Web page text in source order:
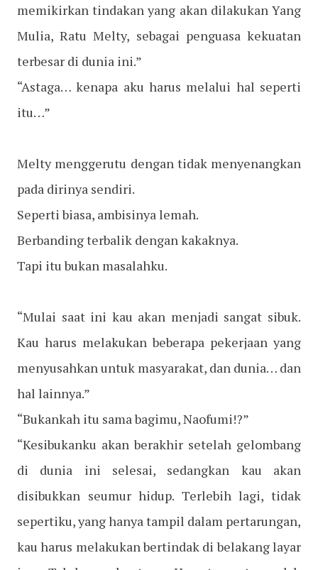
memikirkan tindakan yang akan dilakukan Yang
Mulia, Ratu Melty, sebagai penguasa kekuatan
terbesar di dunia ini.”
“Astaga… kenapa aku harus melalui hal seperti
itu…”
Melty menggerutu dengan tidak menyenangkan
pada dirinya sendiri.
Seperti biasa, ambisinya lemah.
Berbanding terbalik dengan kakaknya.
Tapi itu bukan masalahku.
“Mulai saat ini kau akan menjadi sangat sibuk.
Kau harus melakukan beberapa pekerjaan yang
menyusahkan untuk masyarakat, dan dunia… dan
hal lainnya.”
“Bukankah itu sama bagimu, Naofumi!?”
“Kesibukanku akan berakhir setelah gelombang
di dunia ini selesai, sedangkan kau akan
disibukkan seumur hidup. Terlebih lagi, tidak
sepertiku, yang hanya tampil dalam pertarungan,
kau harus melakukan bertindak di belakang layar